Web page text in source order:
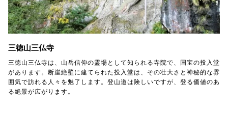
三徳山三仏寺
三徳山三仏寺は、山岳信仰の霊場として知られる寺院で、国宝の投入堂
があります。断崖絶壁に建てられた投入堂は、その壮大さと神秘的な雰
囲気で訪れる人々を魅了します。登山道は険しいですが、登る価値のあ
る絶景が広がります。